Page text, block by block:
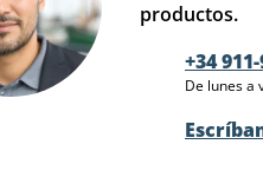
productos.
+34
De lunes a